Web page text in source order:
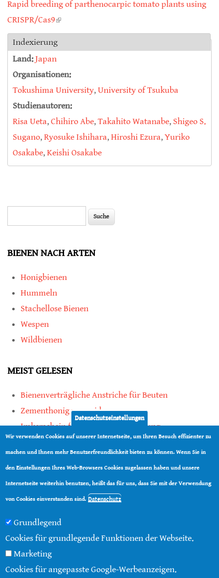
Rapid breeding of parthenocarpic tomato plants using
CRISPR/Cas9(link is external)
Indexierung
Land:Japan
Organisationen:
Tokushima University,University of Tsukuba
Studienautoren:
Risa Ueta,Chihiro Abe,Takahito Watanabe, Shigeo S.
Sugano,Ryosuke Ishihara,Hiroshi Ezura,Yuriko
Osakabe,Keishi Osakabe
BIENEN NACH ARTEN
Honigbienen
Hummeln
Stachellose Bienen
Wespen
Wildbienen
MEIST GELESEN
Bienenverträgliche Anstriche für Beuten
Zementhonig vermeiden
Imkerschein für Honigbienen-Haltung
Kauf von Mittelwänden ist Vertrauenssache
teilen
© 2016 - 2026 | Über diese Seite Impressum
Datenschutzeinstellungen
Wir verwenden Cookies auf unserer Internetseite, um Ihren Besuch effizienter zu
machen und Ihnen mehr Benutzerfreundlichkeit bieten zu können. Wenn Sie in
den Einstellungen Ihres Web-Browsers Cookies zugelassen haben und unsere
Internetseite weiterhin benutzen, heißt das für uns, dass Sie mit der Verwendung
von Cookies einverstanden sind. Datenschutz
Grundlegend
Cookies für grundlegende Funktionen der Webseite.
Marketing
Cookies für angepasste Google-Werbeanzeigen.